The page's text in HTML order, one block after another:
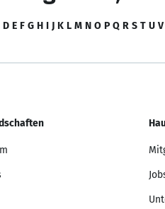
D E F G H I J K L M N O P Q R S T U V